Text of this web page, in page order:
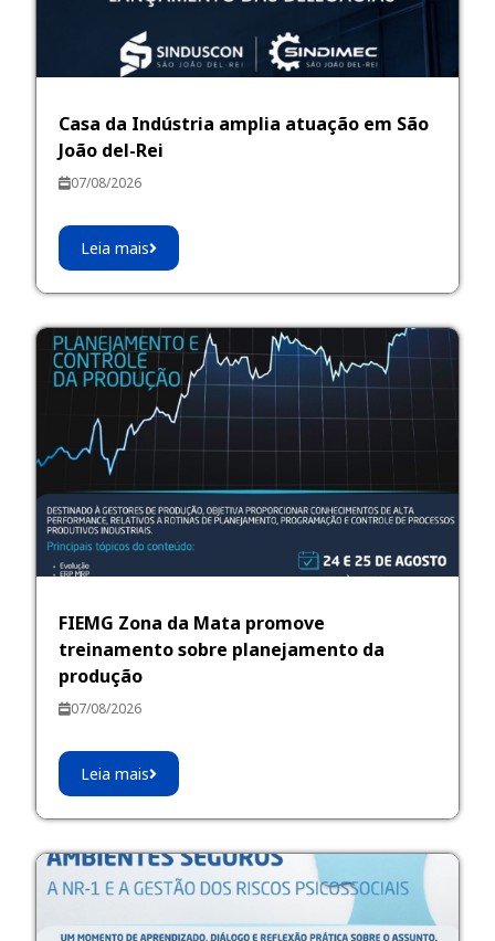
Casa da Indústria amplia atuação em São
João del-Rei
07/08/2026
Leia mais
FIEMG Zona da Mata promove
treinamento sobre planejamento da
produção
07/08/2026
Leia mais